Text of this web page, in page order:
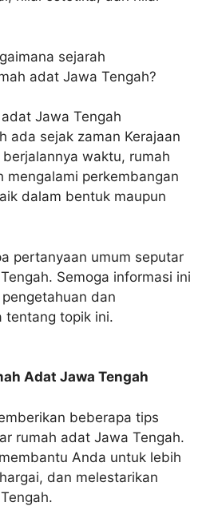
sejarah
adat Jawa Tengah?
Jawa Tengah
ada sejak zaman Kerajaan
waktu, rumah
mengalami perkembangan
dalam bentuk maupun
pertanyaan umum seputar
Semoga informasi ini
dan
tentang topik ini.
Adat Jawa Tengah
beberapa tips
rumah adat Jawa Tengah.
Anda untuk lebih
dan melestarikan